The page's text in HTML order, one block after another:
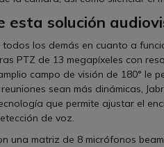
esta solución
los demás en cuanto a
PTZ de 13 megapíxeles con
campo de visión de 180° le
sean más dinámicas,
que permite ajustar el
de voz.
una matriz de 8 micrófonos